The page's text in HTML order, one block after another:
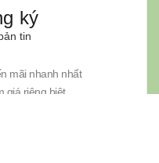
ký
tin
mãi nhanh nhất
giá riêng biệt